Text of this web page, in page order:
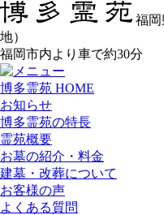
福
地）
福岡市内より車で約30分
博多霊苑 HOME
お知らせ
博多霊苑の特長
霊苑概要
お墓の紹介・料金
建墓・改葬について
お客様の声
よくある質問